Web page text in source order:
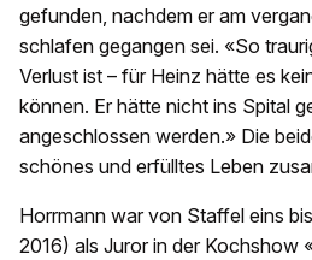
gefunden, nachdem er am
schlafen gegangen sei. «So
Verlust ist – für Heinz hätte es
können. Er hätte nicht ins Spital
angeschlossen werden.» Die
schönes und erfülltes Leben
Horrmann war von Staffel eins
2016) als Juror in der Kochshow